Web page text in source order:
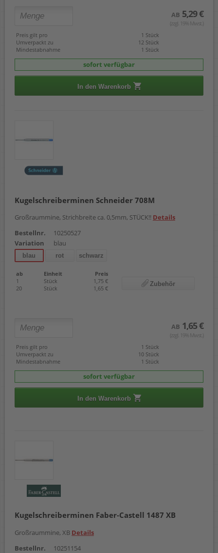
AB 5,29 €
(zzgl. 19% Mwst.)
Preis gilt pro
1 Stück
Umverpackt zu
12 Stück
Mindestabnahme
1 Stück
sofort verfügbar
In den Warenkorb
Kugelschreiberminen Schneider 708M
Großraummine, Strichbreite ca. 0,5mm, STÜCK!! Details
Bestellnr.
10250527
Variation
blau
blau rot schwarz
ab Einheit
Preis
1
Stück
1,75 €
20
Stück 1,65 €
Zubehör
AB 1,65 €
(zzgl. 19% Mwst.)
Preis gilt pro
1 Stück
Umverpackt zu
10 Stück
Mindestabnahme
1 Stück
sofort verfügbar
In den Warenkorb
Kugelschreiberminen Faber-Castell 1487 XB
Großraummine, XB Details
Bestellnr.
10251154